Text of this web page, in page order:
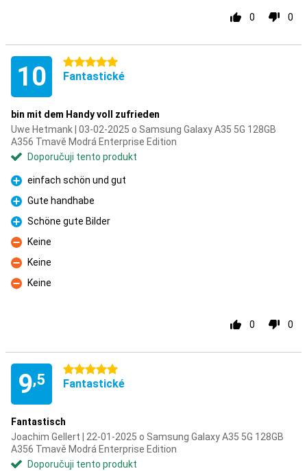
0 0
10 5 hvězdičky
Fantastické
bin mit dem Handy voll zufrieden
Uwe Hetmank | 03-02-2025 o Samsung Galaxy A35 5G 128GB
A356 Tmavě Modrá Enterprise Edition
Doporučuji tento produkt
Pro
einfach schön und gut
Pro
Gute handhabe
Pro
Schöne gute Bilder
Proti
Keine
Proti
Keine
Proti
Keine
0 0
9,5
5 hvězdičky
Fantastické
Fantastisch
Joachim Gellert | 22-01-2025 o Samsung Galaxy A35 5G 128GB
A356 Tmavě Modrá Enterprise Edition
Doporučuji tento produkt